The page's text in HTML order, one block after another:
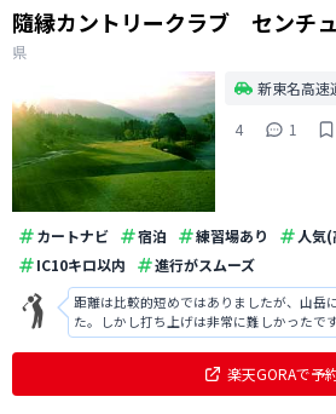
隨縁カントリークラブ センチ
県
新東名高速
4
1
カートナビ 宿泊 練習場あり 人気(
IC10キロ以内
進行がスムーズ
距離は比較的短めではありましたが、山岳
た。しかし打ち上げは非常に難しかったで
なコースでした。食事はボリュームもあり
楽天GORAで予